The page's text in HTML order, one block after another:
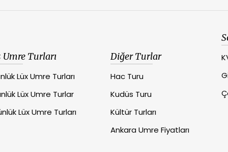
Turları
Lüx Umre Turları
Lüx Umre Turlar
Lüx Umre Turları
Diğer Turlar
Hac Turu
Kudüs Turu
Kültür Turları
Ankara Umre Fiyatları